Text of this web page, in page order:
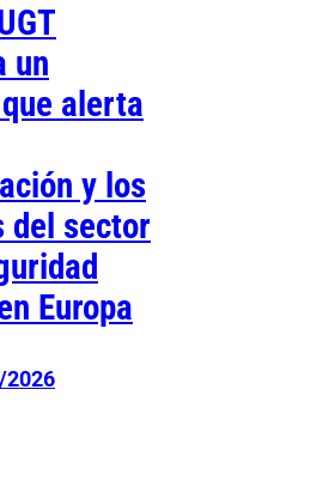
un
alerta
y los
del sector
Europa